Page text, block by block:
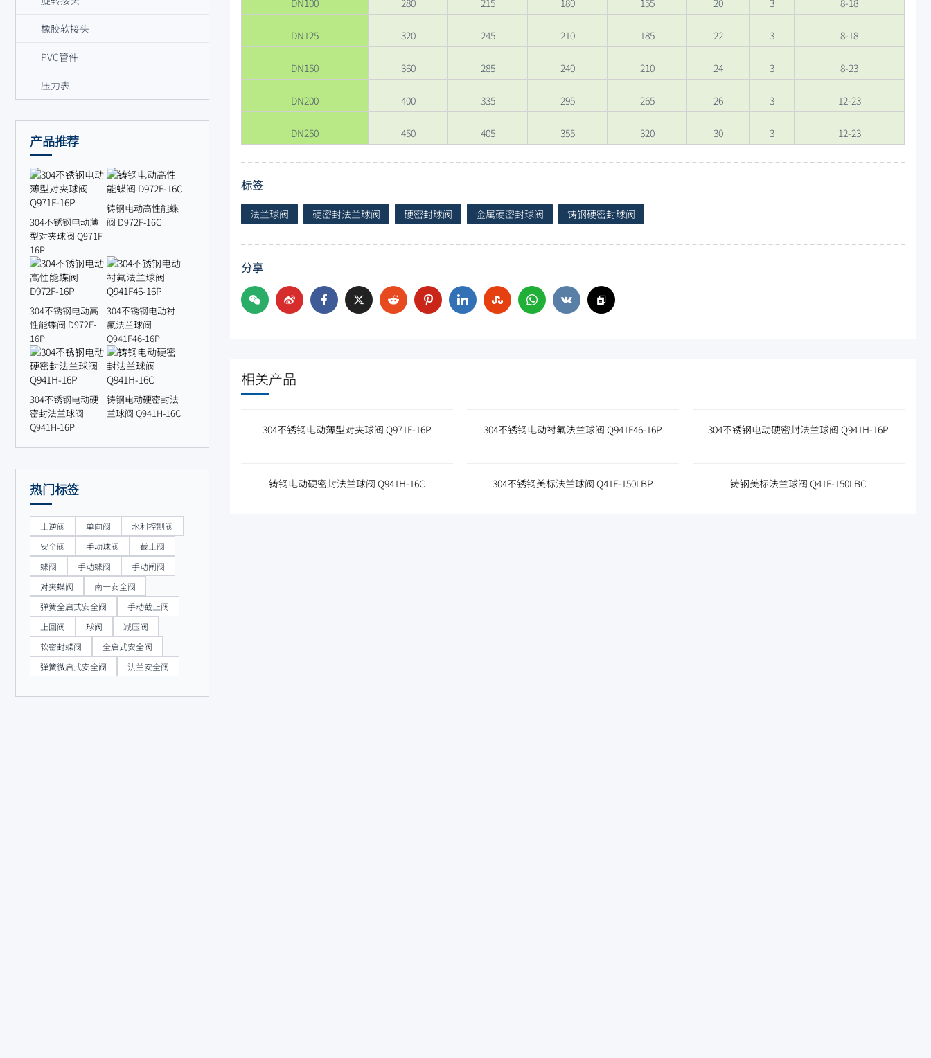
橡胶软接头
PVC管件
压力表
产品推荐
304不锈钢电动薄
型对夹球阀 Q971F-
16P
铸钢电动高性能蝶
阀 D972F-16C
304不锈钢电动高
性能蝶阀 D972F-
16P
304不锈钢电动衬
氟法兰球阀
Q941F46-16P
304不锈钢电动硬
密封法兰球阀
Q941H-16P
铸钢电动硬密封法
兰球阀 Q941H-16C
热门标签
止逆阀 单向阀
水利控制阀
安全阀
手动球阀
截止阀
蝶阀
手动蝶阀
手动闸阀
对夹蝶阀
南一安全阀
弹簧全启式安全阀
手动截止阀
止回阀
球阀
减压阀
软密封蝶阀
全启式安全阀
弹簧微启式安全阀
法兰安全阀
DN125 320 245 210 185 22 3 8-18
DN150 360 285 240 210 24 3 8-23
DN200 400 335 295 265 26 3 12-23
DN250 450 405 355 320 30 3 12-23
标签
法兰球阀 硬密封法兰球阀 硬密封球阀 金属硬密封球阀 铸钢硬密封球阀
分享
相关产品
304不锈钢电动薄型对夹球阀 Q971F-16P 304不锈钢电动衬氟法兰球阀 Q941F46-16P 304不锈钢电动硬密封法兰球阀 Q941H-16P
铸钢电动硬密封法兰球阀 Q941H-16C 304不锈钢美标法兰球阀 Q41F-150LBP 铸钢美标法兰球阀 Q41F-150LBC